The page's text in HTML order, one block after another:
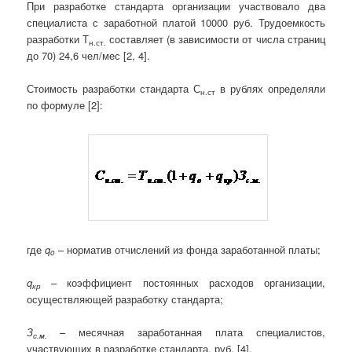
При разработке стандарта организации участвовало два
специалиста с заработной платой 10000 руб. Трудоемкость
разработки Тн.ст. составляет (в зависимости от числа страниц
до 70) 24,6 чел/мес [2, 4].
Стоимость разработки стандарта Сн.ст в рублях определяли
по формуле [2]:
гдеqo – норматив отчислений из фонда заработанной платы;
qкр
– коэффициент постоянных расходов организации,
осуществляющей разработку стандарта;
Зс.м.– месячная заработанная плата специалистов,
участвующих в разработке стандарта, руб. [4].